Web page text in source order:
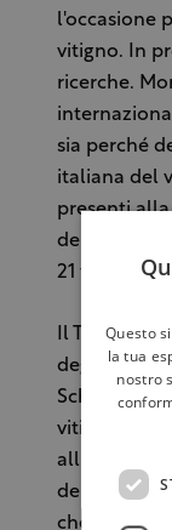
l'occasione
vitigno. In
ricerche.
sia perché
italiana del
presenti
dell'Alto
21 tedesche.
Il Trentino
degli Anni
Schiava
vitigno
che giova al
Questo
la tua
nostro